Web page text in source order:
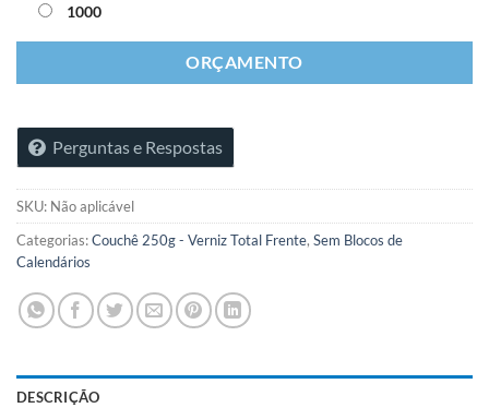
1000
ORÇAMENTO
Perguntas e Respostas
SKU: Não aplicável
Categorias:Couchê 250g - Verniz Total Frente, Sem Blocos de
Calendários
DESCRIÇÃO